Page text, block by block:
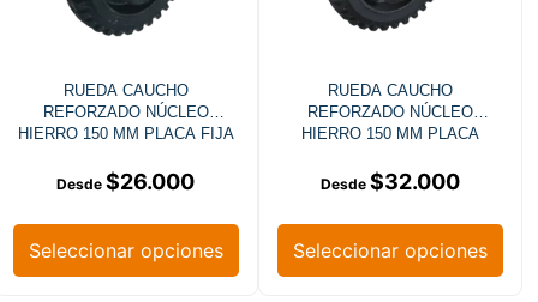
RUEDA CAUCHO
REFORZADO NÚCLEO
HIERRO 150 MM PLACA FIJA
$26.000
Seleccionar opciones
RUEDA CAUCHO
REFORZADO NÚCLEO
HIERRO 150 MM PLACA
$32.000
Seleccionar opciones